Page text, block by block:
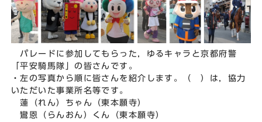
パレードに参加してもらった，ゆるキャラと京都府警
「平安騎馬隊」の皆さんです。
・左の写真から順に皆さんを紹介します。（ ）は，協力
いただいた事業所名等です。
蓮（れん）ちゃん（東本願寺）
鸞恩（らんおん）くん（東本願寺）